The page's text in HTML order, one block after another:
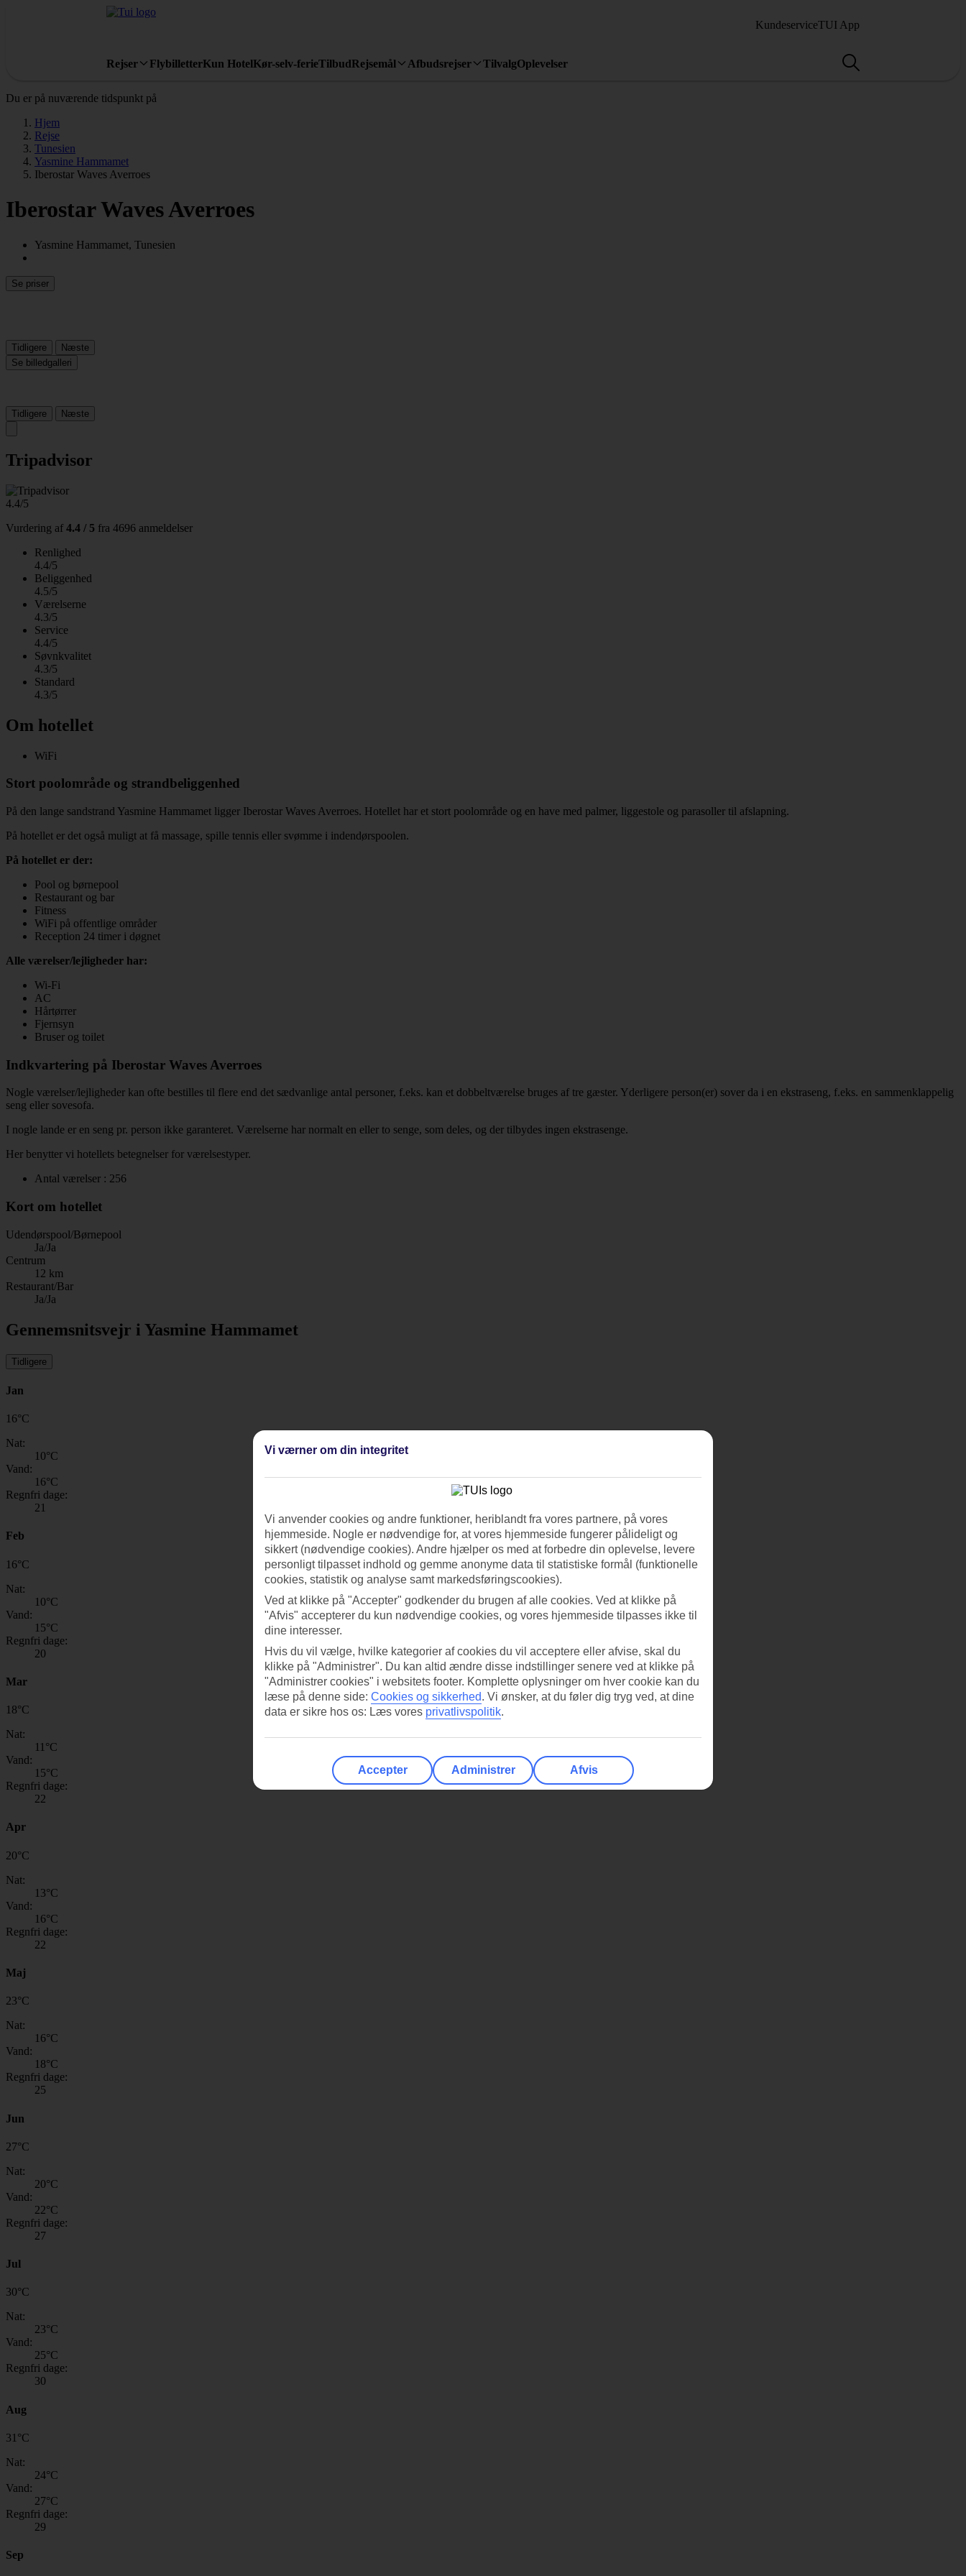
KundeserviceTUI App
Rejser FlybilletterKun HotelKør-selv-ferieTilbudRejsemål Afbudsrejser TilvalgOplevelser
Du er på nuværende tidspunkt på
Hjem
Rejse
Tunesien
Yasmine Hammamet
Iberostar Waves Averroes
Iberostar Waves Averroes
Yasmine Hammamet, Tunesien
Se priser
Tidligere
Næste
Se billedgalleri
Tidligere Næste
Tripadvisor
4.4/5
Vurdering af 4.4 / 5 fra 4696 anmeldelser
Renlighed
4.4/5
Beliggenhed
4.5/5
Værelserne
4.3/5
Service
4.4/5
Søvnkvalitet
4.3/5
Standard
4.3/5
Om hotellet
WiFi
Stort poolområde og strandbeliggenhed
På den lange sandstrand Yasmine Hammamet ligger Iberostar Waves Averroes. Hotellet har et stort poolområde og en have med palmer, liggestole og parasoller til afslapning.
På hotellet er det også muligt at få massage, spille tennis eller svømme i indendørspoolen.
På hotellet er der:
Pool og børnepool
Restaurant og bar
Fitness
WiFi på offentlige områder
Reception 24 timer i døgnet
Alle værelser/lejligheder har:
Wi-Fi
AC
Hårtørrer
Fjernsyn
Bruser og toilet
Indkvartering på Iberostar Waves Averroes
Nogle værelser/lejligheder kan ofte bestilles til flere end det sædvanlige antal personer, f.eks. kan et dobbeltværelse bruges af tre gæster. Yderligere person(er) sover da i en ekstraseng, f.eks. en sammenklappelig
seng eller sovesofa.
I nogle lande er en seng pr. person ikke garanteret. Værelserne har normalt en eller to senge, som deles, og der tilbydes ingen ekstrasenge.
Her benytter vi hotellets betegnelser for værelsestyper.
Antal værelser : 256
Kort om hotellet
Udendørspool/Børnepool
Ja/Ja
Centrum
12 km
Restaurant/Bar
Ja/Ja
Gennemsnitsvejr i Yasmine Hammamet
Tidligere
Jan
16°C
Nat:
10°C
Vand:
16°C
Regnfri dage:
21
Feb
16°C
Nat:
10°C
Vand:
15°C
Regnfri dage:
20
Mar
18°C
Nat:
11 °C
Vand:
15°C
Regnfri dage:
22
Apr
20°C
Nat:
13°C
Vand:
16°C
Regnfri dage:
22
Maj
23°C
Nat:
16°C
Vand:
18°C
Regnfri dage:
25
Jun
27°C
Nat:
20°C
Vand:
22°C
Regnfri dage:
27
Jul
30°C
Nat:
23°C
Vand:
25°C
Regnfri dage:
30
Aug
31 °C
Nat:
24°C
Vand:
27°C
Regnfri dage:
29
Sep
Vi værner om din integritet
Vi anvender cookies og andre funktioner, heriblandt fra vores partnere, på vores
hjemmeside. Nogle er nødvendige for, at vores hjemmeside fungerer pålideligt og
sikkert (nødvendige cookies). Andre hjælper os med at forbedre din oplevelse, levere
personligt tilpasset indhold og gemme anonyme data til statistiske formål (funktionelle
cookies, statistik og analyse samt markedsføringscookies).
Ved at klikke på "Accepter" godkender du brugen af alle cookies. Ved at klikke på
"Afvis" accepterer du kun nødvendige cookies, og vores hjemmeside tilpasses ikke til
dine interesser.
Hvis du vil vælge, hvilke kategorier af cookies du vil acceptere eller afvise, skal du
klikke på "Administrer". Du kan altid ændre disse indstillinger senere ved at klikke på
"Administrer cookies" i websitets footer. Komplette oplysninger om hver cookie kan du
læse på denne side: Cookies og sikkerhed. Vi ønsker, at du føler dig tryg ved, at dine
data er sikre hos os: Læs vores privatlivspolitik.
Accepter Administrer Afvis